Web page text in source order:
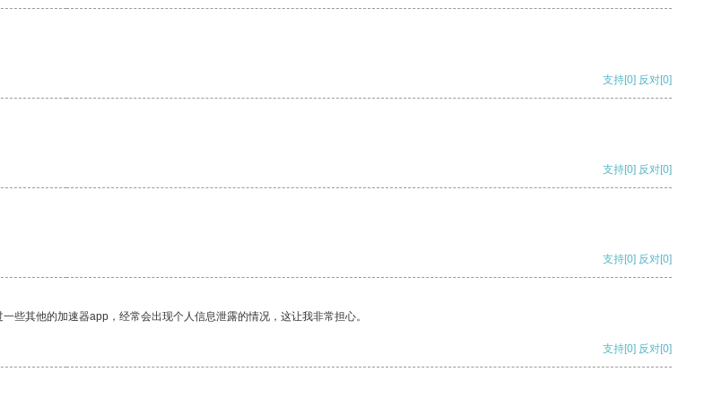
支持[0] 反对[0]
支持[0] 反对[0]
支持[0] 反对[0]
些其他的加速器app，经常会出现个人信息泄露的情况，这让我非常担心。
支持[0] 反对[0]